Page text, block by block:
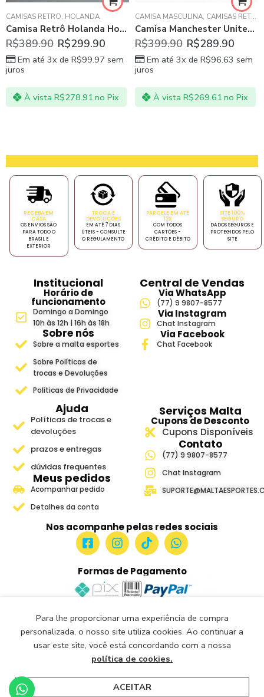
,MASCULINO,PALMEIRAS
CAMISAS RETRÔ, HOLANDA
Camisa Retrô Holanda Home 2008 – Masculina
R$389.90 R$299.90
Em até 3x de R$99.97 sem
juros
À vista R$278.91 no Pix
CAMISA MASCULINA, CAMISAS RETRÔ
Camisa Manchester United Retrô 2013/14 Branca Masculina
R$399.90 R$289.90
Em até 3x de R$96.63 sem
juros
À vista R$269.61 no Pix
RECEBA EM
CASA
OS ENVIOS SÃO
PARA TODO O
BRASIL E
EXTERIOR
TROCA E
DEVOLUÇÕES
EM ATÉ 7 DIAS
ÚTEIS - CONSULTE
O REGULAMENTO
PARCELE EM ATÉ
12X
COM TODOS
CARTÕES -
CRÉDITO E DÉBITO
SITE 100%
SEGURO
DADOS SEGUROS E
PROTEGIDOS PELO
SITE
Institucional
Horário de
funcionamento
Domingo a Domingo
10h às 12h | 16h às 18h
Sobre nós
Sobre a malta esportes
Sobre Políticas de
trocas e Devoluções
Políticas de Privacidade
Central de Vendas
Via WhatsApp
(77) 9 9807-8577
Via Instagram
Chat Instagram
Via Facebook
Chat Facebook
Ajuda
Políticas de trocas e
devoluções
prazos e entregas
dúvidas frequentes
Meus pedidos
Acompanhar pedido
Detalhes da conta
Serviços Malta
Cupons de Desconto
Cupons Disponíveis
Contato
(77) 9 9807-8577
Chat Instagram
Nos acompanhe pelas redes sociais
Formas de Pagamento
Site Seguro e Verificado
Seguro Certificado
Certificado: Trustindex
Malta Esportes Copyright ® 2018-2026- Todos os Direitos
Reservados.
Para lhe proporcionar uma experiência de compra
personalizada, o nosso site utiliza cookies. Ao continuar a
usar este site, você está concordando com a nossa
política de cookies.
ACEITAR